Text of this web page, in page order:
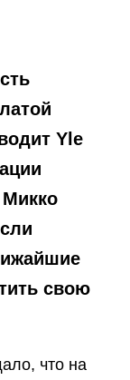
Yle
Микко
свою
что на